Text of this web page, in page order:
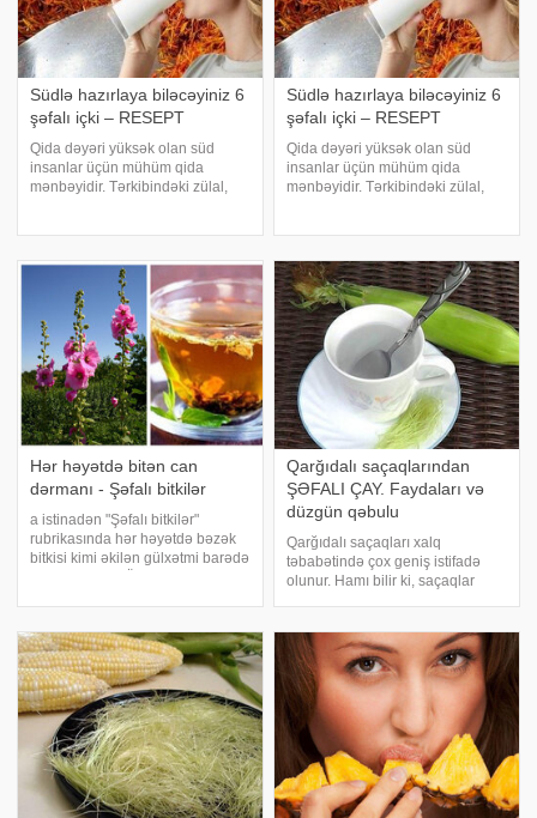
Südlə hazırlaya biləcəyiniz 6
şəfalı içki – RESEPT
Qida dəyəri yüksək olan süd
insanlar üçün mühüm qida
mənbəyidir. Tərkibindəki zülal,
faydasını dəfələrlə artırmaq üçün
sadə üsullar var
Südlə hazırlaya biləcəyiniz 6
şəfalı içki – RESEPT
Qida dəyəri yüksək olan süd
insanlar üçün mühüm qida
mənbəyidir. Tərkibindəki zülal,
faydasını dəfələrlə artırmaq üçün
sadə üsullar var
Hər həyətdə bitən can
dərmanı - Şəfalı bitkilər
a istinadən "Şəfalı bitkilər"
rubrikasında hər həyətdə bəzək
bitkisi kimi əkilən gülxətmi barədə
bükürlər. Həm dadlı, hə
Qarğıdalı saçaqlarından
ŞƏFALI ÇAY. Faydaları və
düzgün qəbulu
Qarğıdalı saçaqları xalq
təbabətində çox geniş istifadə
olunur. Hamı bilir ki, saçaqlar
zamanı çox faydalıdır. Lakin
kalsium, kalium, maqnezium,
fitonsid, antioksidantlarl